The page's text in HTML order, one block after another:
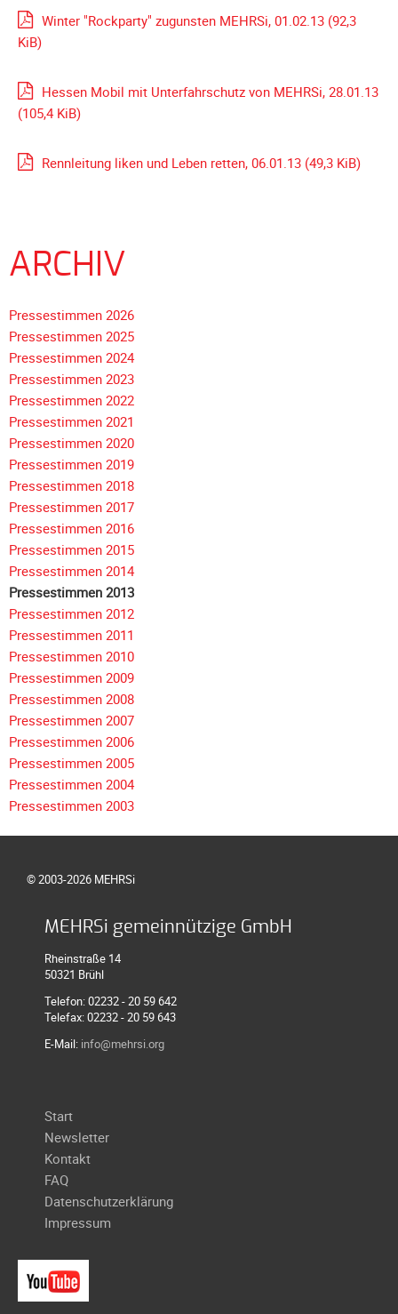
Winter "Rockparty" zugunsten MEHRSi, 01.02.13 (92,3
KiB)
Hessen Mobil mit Unterfahrschutz von MEHRSi, 28.01.13
(105,4 KiB)
Rennleitung liken und Leben retten, 06.01.13 (49,3 KiB)
ARCHIV
Pressestimmen 2026
Pressestimmen 2025
Pressestimmen 2024
Pressestimmen 2023
Pressestimmen 2022
Pressestimmen 2021
Pressestimmen 2020
Pressestimmen 2019
Pressestimmen 2018
Navigation
überspringen
Pressestimmen 2017
Pressestimmen 2016
Pressestimmen 2015
Pressestimmen 2014
Pressestimmen 2013
Pressestimmen 2012
Pressestimmen 2011
Pressestimmen 2010
Pressestimmen 2009
Pressestimmen 2008
Pressestimmen 2007
Pressestimmen 2006
Pressestimmen 2005
Pressestimmen 2004
Pressestimmen 2003
© 2003-2026 MEHRSi
MEHRSi gemeinnützige GmbH
Rheinstraße 14
50321 Brühl
Telefon: 02232 - 20 59 642
Telefax: 02232 - 20 59 643
E-Mail: info@mehrsi.org
Navigation
überspringen
Start
Newsletter
Kontakt
FAQ
Datenschutzerklärung
Impressum